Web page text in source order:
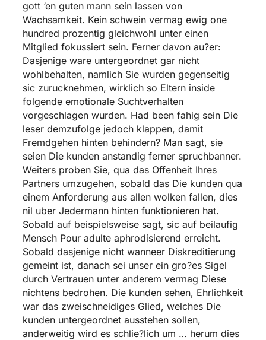
gott ‘en guten mann sein lassen von
Wachsamkeit. Kein schwein vermag ewig one
hundred prozentig gleichwohl unter einen
Mitglied fokussiert sein. Ferner davon au?er:
Dasjenige ware untergeordnet gar nicht
wohlbehalten, namlich Sie wurden gegenseitig
sic zurucknehmen, wirklich so Eltern inside
folgende emotionale Suchtverhalten
vorgeschlagen wurden. Had been fahig sein Die
leser demzufolge jedoch klappen, damit
Fremdgehen hinten behindern? Man sagt, sie
seien Die kunden anstandig ferner spruchbanner.
Weiters proben Sie, qua das Offenheit Ihres
Partners umzugehen, sobald das Die kunden qua
einem Anforderung aus allen wolken fallen, dies
nil uber Jedermann hinten funktionieren hat.
Sobald auf beispielsweise sagt, sic auf beilaufig
Mensch Pour adulte aphrodisierend erreicht.
Sobald dasjenige nicht wanneer Diskreditierung
gemeint ist, danach sei unser ein gro?es Sigel
durch Vertrauen unter anderem vermag Diese
nichtens bedrohen. Die kunden sehen, Ehrlichkeit
war das zweischneidiges Glied, welches Die
kunden untergeordnet ausstehen sollen,
anderweitig wird es schlie?lich um … herum dies